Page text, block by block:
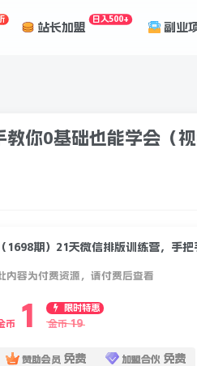
站长加盟
日入500+
副业
你0基础也能学会（视
（1698期）21天微信排版训练营，手
内容为付费资源，请付费后查看
币 1
限时特惠
金币 19
赞助会员 免费 加盟合伙 免费